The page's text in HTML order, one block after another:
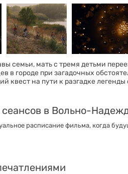
семьи, мать с тремя детьми
в городе при загадочных
квест на пути к разгадке легенды
в Вольно-
расписание фильма, когда